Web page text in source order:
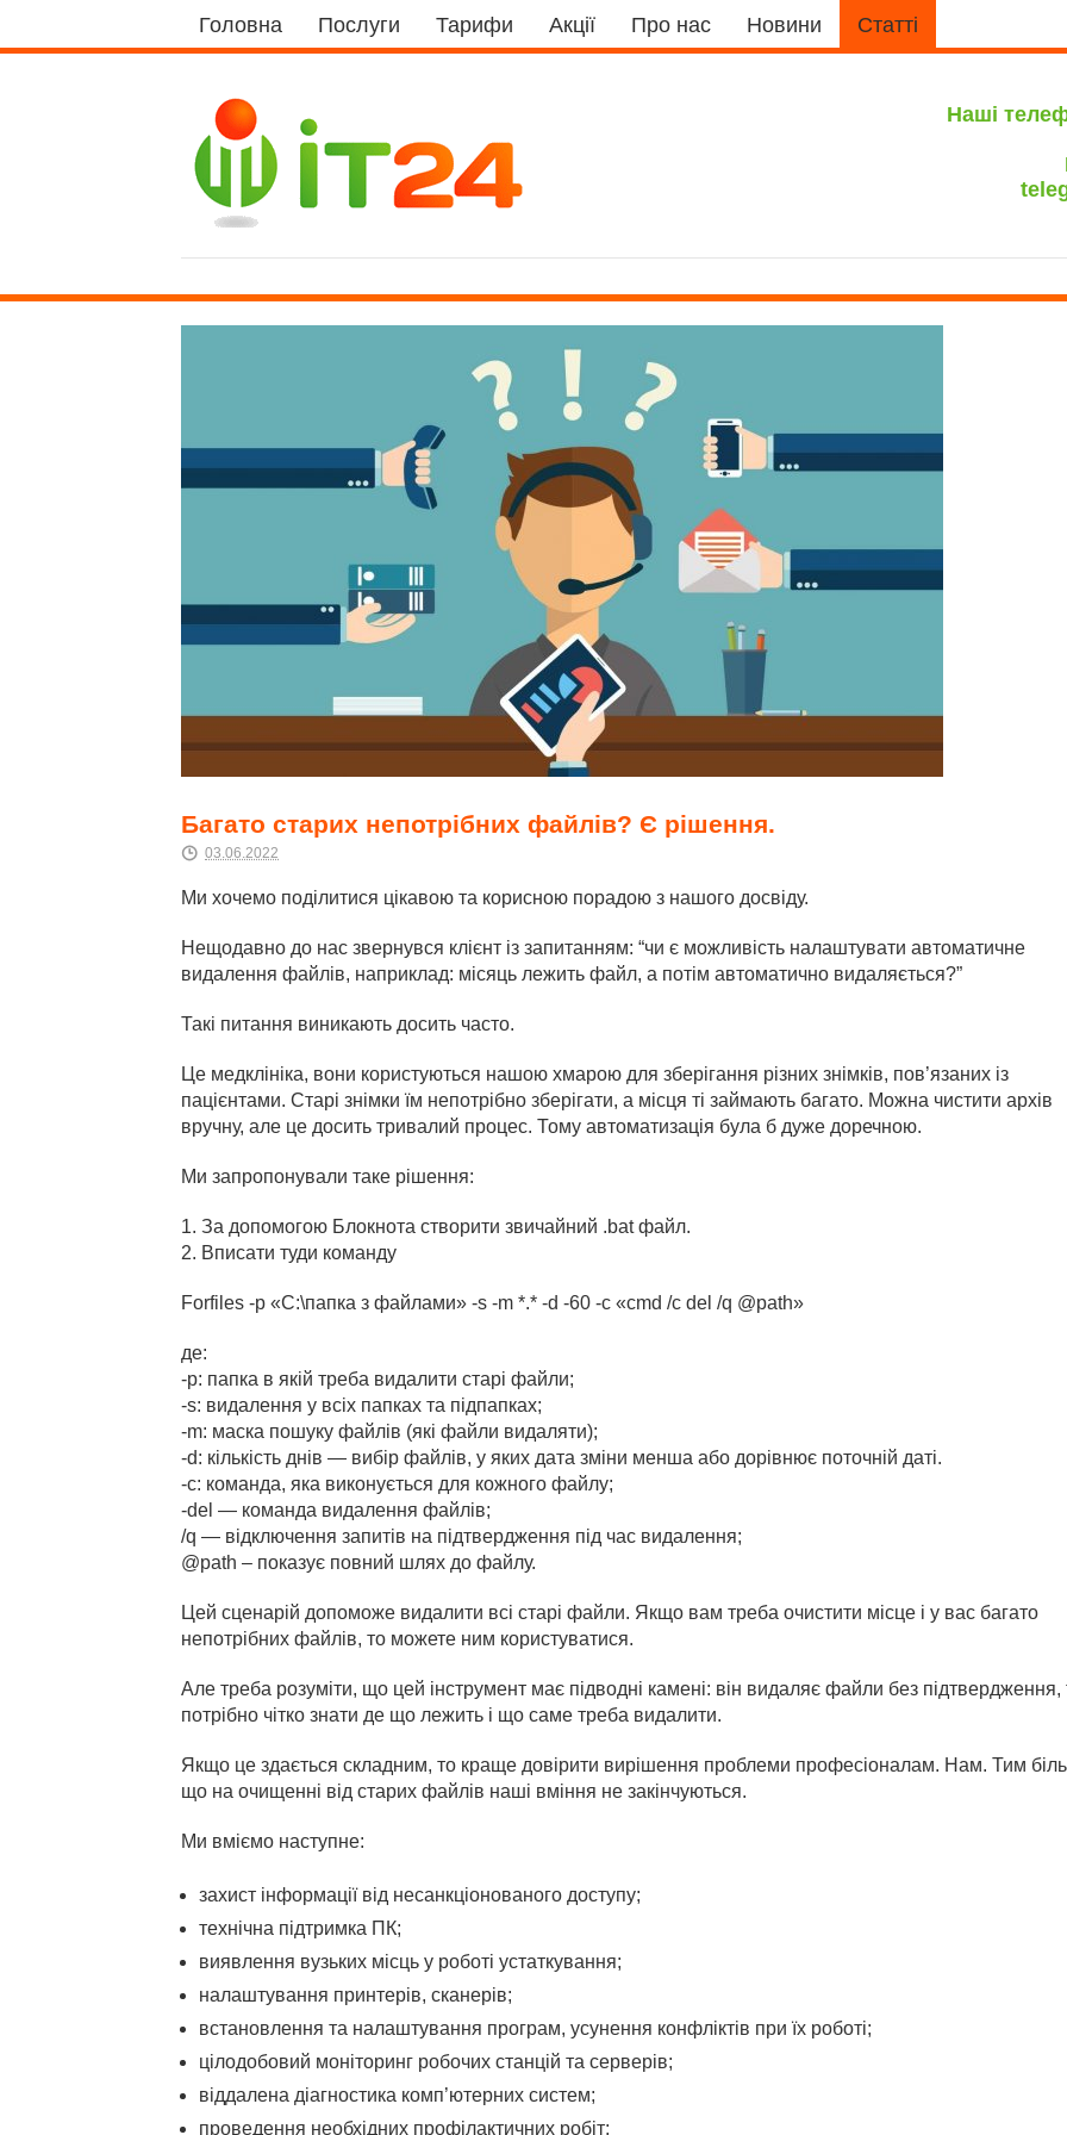
Головна Послуги Тарифи Акції Про нас Новини Статті
Наші
Багато старих непотрібних файлів? Є рішення.
03.06.2022
Ми хочемо поділитися цікавою та корисною порадою з нашого досвіду.
Нещодавно до нас звернувся клієнт із запитанням: “чи є можливість налаштувати автоматичне
видалення файлів, наприклад: місяць лежить файл, а потім автоматично видаляється?”
Такі питання виникають досить часто.
Це медклініка, вони користуються нашою хмарою для зберігання різних знімків, пов’язаних із
пацієнтами. Старі знімки їм непотрібно зберігати, а місця ті займають багато. Можна чистити архів
вручну, але це досить тривалий процес. Тому автоматизація була б дуже доречною.
Ми запропонували таке рішення:
1. За допомогою Блокнота створити звичайний .bat файл.
2. Вписати туди команду
Forfiles -p «C:\папка з файлами» -s -m *.* -d -60 -c «cmd /c del /q @path»
де:
-p: папка в якій треба видалити старі файли;
-s: видалення у всіх папках та підпапках;
-m: маска пошуку файлів (які файли видаляти);
-d: кількість днів — вибір файлів, у яких дата зміни менша або дорівнює поточній даті.
-с: команда, яка виконується для кожного файлу;
-del — команда видалення файлів;
/q — відключення запитів на підтвердження під час видалення;
@path – показує повний шлях до файлу.
Цей сценарій допоможе видалити всі старі файли. Якщо вам треба очистити місце і у вас багато
непотрібних файлів, то можете ним користуватися.
Але треба розуміти, що цей інструмент має підводні камені: він видаляє файли без підтвердження,
потрібно чітко знати де що лежить і що саме треба видалити.
Якщо це здається складним, то краще довірити вирішення проблеми професіоналам. Нам. Тим
що на очищенні від старих файлів наші вміння не закінчуються.
Ми вміємо наступне:
захист інформації від несанкціонованого доступу;
технічна підтримка ПК;
виявлення вузьких місць у роботі устаткування;
налаштування принтерів, сканерів;
встановлення та налаштування програм, усунення конфліктів при їх роботі;
цілодобовий моніторинг робочих станцій та серверів;
віддалена діагностика комп’ютерних систем;
проведення необхідних профілактичних робіт;